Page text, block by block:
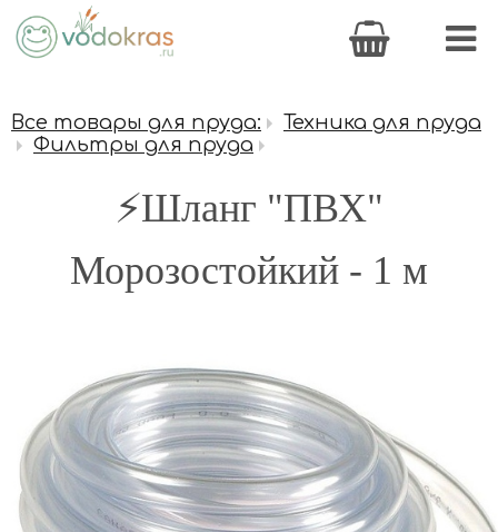
Все товары для пруда:
Техника для пруда
Фильтры для пруда
⚡Шланг "ПВХ"
Морозостойкий - 1 м